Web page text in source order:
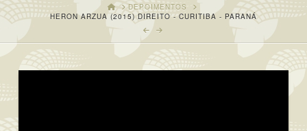
HOMEDEPOIMENTOS
HERON ARZUA (2015) DIREITO - CURITIBA - PARANÁ